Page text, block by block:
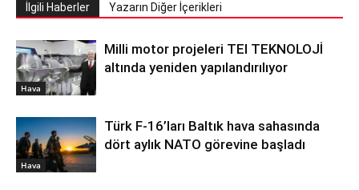
İlgili Haberler Yazarın Diğer İçerikleri
Hava
Milli motor projeleri TEI TEKNOLOJİ
altında yeniden yapılandırılıyor
Hava
Türk F-16’ları Baltık hava sahasında
dört aylık NATO görevine başladı